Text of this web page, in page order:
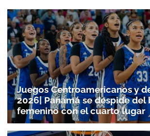
Juegos Centroamericanos y
2026| Panamá se despide
femenino con el cuarto lugar